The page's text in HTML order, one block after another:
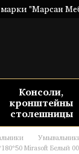
"Марсан
Консоли,
кронштейны
столешницы
Mirasoft Белый